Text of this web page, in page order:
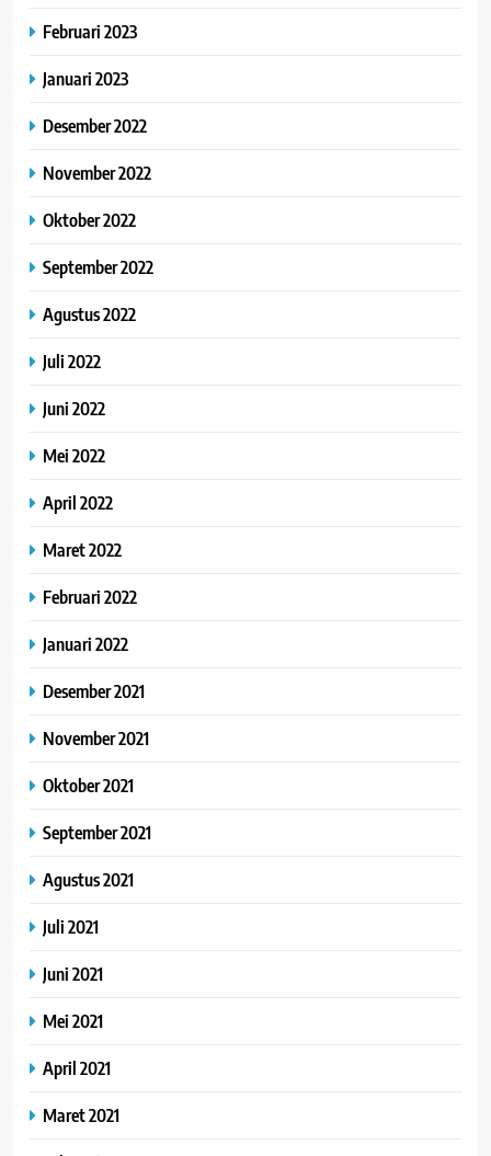
Februari 2023
Januari 2023
Desember 2022
November 2022
Oktober 2022
September 2022
Agustus 2022
Juli 2022
Juni 2022
Mei 2022
April 2022
Maret 2022
Februari 2022
Januari 2022
Desember 2021
November 2021
Oktober 2021
September 2021
Agustus 2021
Juli 2021
Juni 2021
Mei 2021
April 2021
Maret 2021